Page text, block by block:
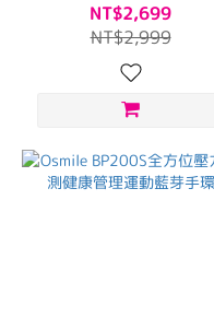
NT$2,699
NT$2,999